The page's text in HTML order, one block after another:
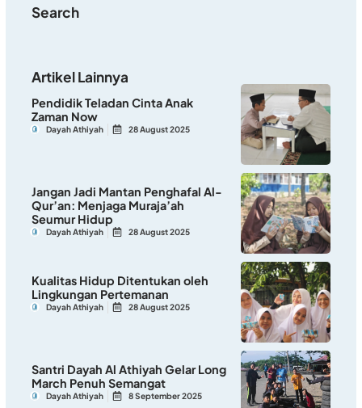
Search
Artikel Lainnya
Pendidik Teladan Cinta Anak
Zaman Now
Dayah Athiyah 28 August 2025
Jangan Jadi Mantan Penghafal Al-
Qur’an: Menjaga Muraja’ah
Seumur Hidup
Dayah Athiyah 28 August 2025
Kualitas Hidup Ditentukan oleh
Lingkungan Pertemanan
Dayah Athiyah 28 August 2025
Santri Dayah Al Athiyah Gelar Long
March Penuh Semangat
Dayah Athiyah 8 September 2025